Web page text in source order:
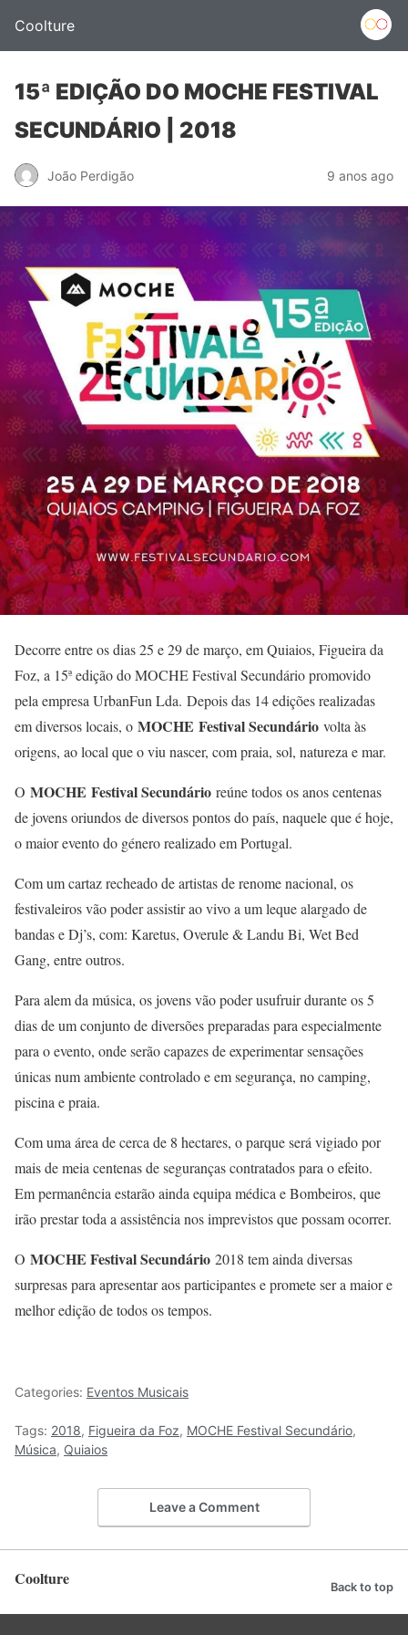
Coolture
15ª EDIÇÃO DO MOCHE FESTIVAL
SECUNDÁRIO | 2018
João Perdigão 9 anos ago
Decorre entre os dias 25 e 29 de março, em Quiaios, Figueira da
Foz, a 15ª edição do MOCHE Festival Secundário promovido
pela empresa UrbanFun Lda. Depois das 14 edições realizadas
em diversos locais, o MOCHE Festival Secundário volta às
origens, ao local que o viu nascer, com praia, sol, natureza e mar.
O MOCHE Festival Secundário reúne todos os anos centenas
de jovens oriundos de diversos pontos do país, naquele que é hoje,
o maior evento do género realizado em Portugal.
Com um cartaz recheado de artistas de renome nacional, os
festivaleiros vão poder assistir ao vivo a um leque alargado de
bandas e Dj’s, com: Karetus, Overule & Landu Bi, Wet Bed
Gang, entre outros.
Para alem da música, os jovens vão poder usufruir durante os 5
dias de um conjunto de diversões preparadas para especialmente
para o evento, onde serão capazes de experimentar sensações
únicas num ambiente controlado e em segurança, no camping,
piscina e praia.
Com uma área de cerca de 8 hectares, o parque será vigiado por
mais de meia centenas de seguranças contratados para o efeito.
Em permanência estarão ainda equipa médica e Bombeiros, que
irão prestar toda a assistência nos imprevistos que possam ocorrer.
O MOCHE Festival Secundário 2018 tem ainda diversas
surpresas para apresentar aos participantes e promete ser a maior e
melhor edição de todos os tempos.
Categories: Eventos Musicais
Tags: 2018, Figueira da Foz, MOCHE Festival Secundário,
Música, Quiaios
Leave a Comment
Coolture Back to top